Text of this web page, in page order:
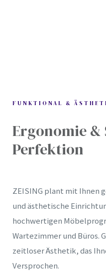
FUNKTIONAL &
Ergonomie &
Perfektion
ZEISING plant mit Ihnen
und ästhetische
hochwertigen
Wartezimmer und Büros.
zeitloser Ästhetik, das
Versprochen.